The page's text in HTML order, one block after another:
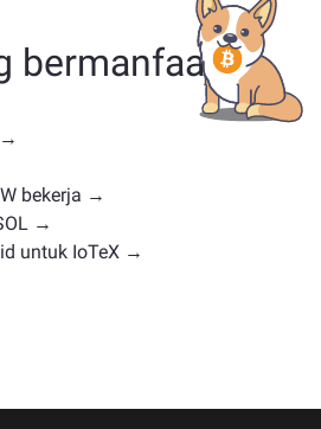
jenis lainnya. Alternatif umum
lain dengan kasus
pasar serupa. Periksa semua
bermanfaat
→
bekerja →
→
untuk IoTeX →